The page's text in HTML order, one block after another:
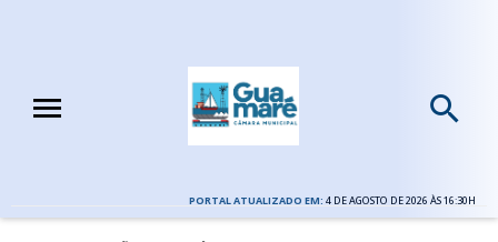
PORTAL ATUALIZADO EM: 4 DE AGOSTO DE 2026 ÀS 16:30H